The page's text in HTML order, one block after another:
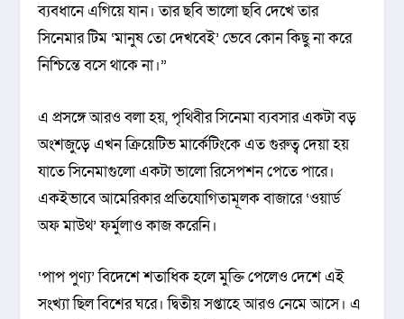
ব্যবধানে এগিয়ে যান। তার ছবি ভালো ছবি দেখে তার
সিনেমার টিম ‘মানুষ তো দেখবেই’ ভেবে কোন কিছু না করে
নিশ্চিন্তে বসে থাকে না।”
এ প্রসঙ্গে আরও বলা হয়, পৃথিবীর সিনেমা ব্যবসার একটা বড়
অংশজুড়ে এখন ক্রিয়েটিভ মার্কেটিংকে এত গুরুত্ব দেয়া হয়
যাতে সিনেমাগুলো একটা ভালো রিসেপশন পেতে পারে।
একইভাবে আমেরিকার প্রতিযোগিতামূলক বাজারে ‘ওয়ার্ড
অফ মাউথ’ ফর্মুলাও কাজ করেনি।
‘পাপ পুণ্য’ বিদেশে শতাধিক হলে মুক্তি পেলেও দেশে এই
সংখ্যা ছিল বিশের ঘরে। দ্বিতীয় সপ্তাহে আরও নেমে আসে। এ